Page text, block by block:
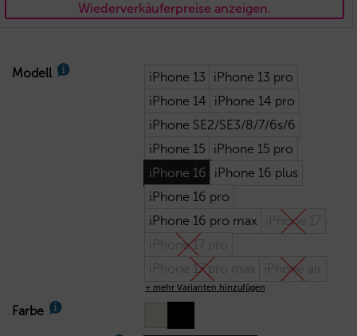
Wiederverkäuferpreise anzeigen.
Modell iPhone 13
iPhone 13 pro
iPhone 14
iPhone 14 pro
iPhone SE2/SE3/8/7/6s/6
iPhone 15
iPhone 15 pro
iPhone 16
iPhone 16 plus
iPhone 16 pro
iPhone 16 pro max
iPhone 17
iPhone 17 pro
iPhone 17 pro max
iPhone air
+ mehr Varianten hinzufügen
Farbe